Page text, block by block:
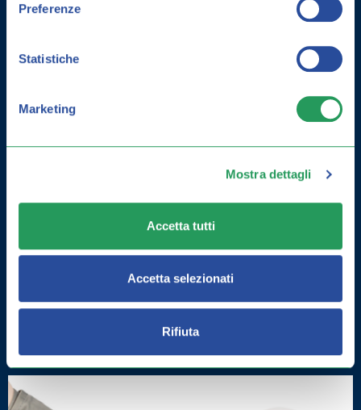
Preferenze
Statistiche
Marketing
Mostra dettagli
Accetta tutti
Accetta selezionati
Rifiuta
COME MIGLIORARE LA MEMORIA:
ESERCIZI E INTEGRATORI